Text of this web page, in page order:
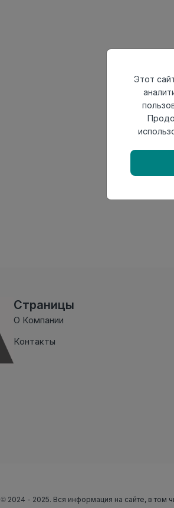
Страницы
О Компании
Контакты
© 2024 - 2025. Вся информация на сайте, в том
Этот